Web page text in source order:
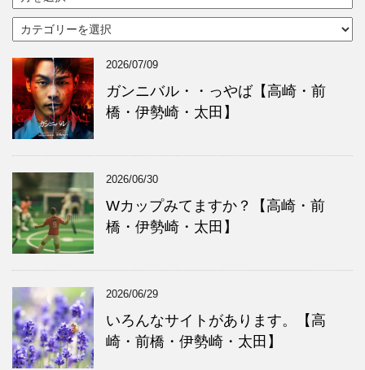
ー
イ
ブ
テ
ゴ
ー
2026/07/09
ガンニバル・・っやば【高崎・前
橋・伊勢崎・太田】
2026/06/30
Wカップみてますか？【高崎・前
橋・伊勢崎・太田】
2026/06/29
いろんなサイトがあります。【高
崎・前橋・伊勢崎・太田】